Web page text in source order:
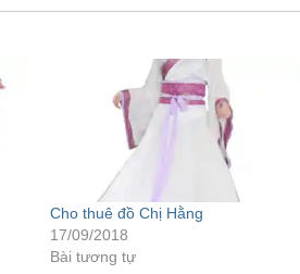
Cho thuê đồ Chị Hằng
17/09/2018
Bài tương tự